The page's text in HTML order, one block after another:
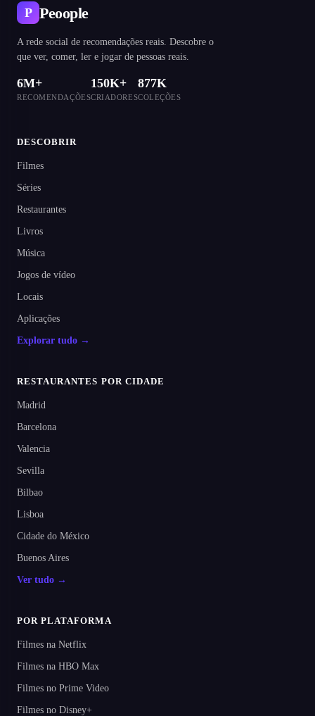
P Peoople
A rede social de recomendações reais. Descobre o
que ver, comer, ler e jogar de pessoas reais.
6M+
RECOMENDAÇÕES
150K+
CRIADORES
877K
COLEÇÕES
DESCOBRIR
Filmes
Séries
Restaurantes
Livros
Música
Jogos de vídeo
Locais
Aplicações
Explorar tudo →
RESTAURANTES POR CIDADE
Madrid
Barcelona
Valencia
Sevilla
Bilbao
Lisboa
Cidade do México
Buenos Aires
Ver tudo →
POR PLATAFORMA
Filmes na Netflix
Filmes na HBO Max
Filmes no Prime Video
Filmes no Disney+